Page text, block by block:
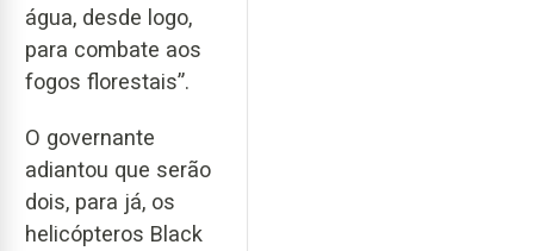
água, desde logo,
para combate aos
fogos florestais”.
O governante
adiantou que serão
dois, para já, os
helicópteros Black